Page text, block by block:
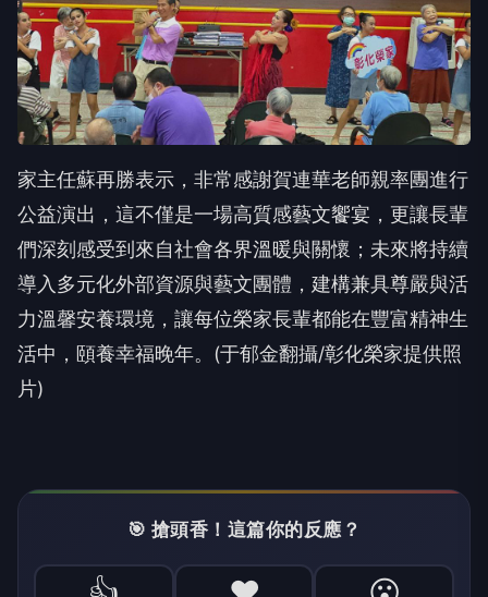
家主任蘇再勝表示，非常感謝賀連華老師親率團進行
公益演出，這不僅是一場高質感藝文饗宴，更讓長輩
們深刻感受到來自社會各界溫暖與關懷；未來將持續
導入多元化外部資源與藝文團體，建構兼具尊嚴與活
力溫馨安養環境，讓每位榮家長輩都能在豐富精神生
活中，頤養幸福晚年。(于郁金翻攝/彰化榮家提供照
片)
🎯 搶頭香！這篇你的反應？